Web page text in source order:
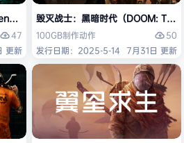
）免安装中文版
47
更新
毁灭战士：黑暗时代（DOOM: The
100GB制作动作
50
发行日期：2025-5-14 7月31日 更新